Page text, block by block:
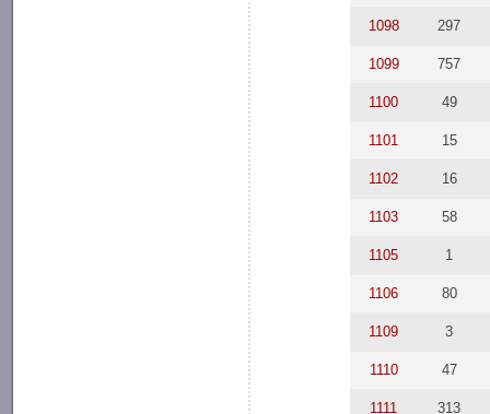
1098 297
1099 757
1100 49
1101 15
1102 16
1103 58
1105 1
1106 80
1109 3
1110 47
1111 313